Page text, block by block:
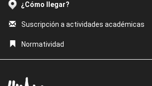
¿Cómo llegar?
Suscripción a actividades académicas
Normatividad